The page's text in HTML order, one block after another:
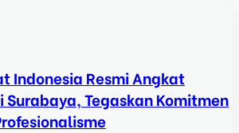
Indonesia Resmi Angkat
Tegaskan Komitmen